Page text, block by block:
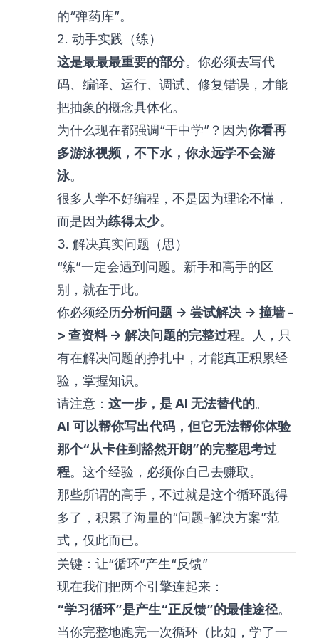
的“弹药库”。
2. 动手实践（练）
这是最最最重要的部分。你必须去写代
码、编译、运行、调试、修复错误，才能
把抽象的概念具体化。
为什么现在都强调“干中学”？因为你看再
多游泳视频，不下水，你永远学不会游
泳。
很多人学不好编程，不是因为理论不懂，
而是因为练得太少。
3. 解决真实问题（思）
“练”一定会遇到问题。新手和高手的区
别，就在于此。
你必须经历分析问题 -> 尝试解决 -> 撞墙 -
> 查资料 -> 解决问题的完整过程。人，只
有在解决问题的挣扎中，才能真正积累经
验，掌握知识。
请注意： 这一步，是 AI 无法替代的。
AI 可以帮你写出代码，但它无法帮你体验
那个“从卡住到豁然开朗”的完整思考过
程。这个经验，必须你自己去赚取。
那些所谓的高手，不过就是这个循环跑得
多了，积累了海量的“问题-解决方案”范
式，仅此而已。
关键：让“循环”产生“反馈”
现在我们把两个引擎连起来：
“学习循环”是产生“正反馈”的最佳途径。
当你完整地跑完一次循环（比如，学了一